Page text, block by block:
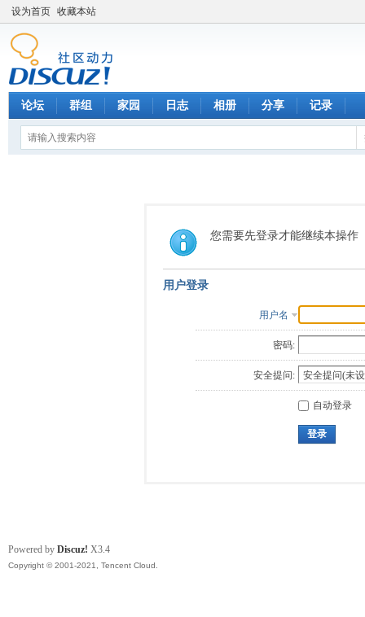
设为首页 收藏本站
论坛 群组 家园 日志 相册 分享 记录
您需要先登录才能继续本操作
用户登录
用户名
密码:
安全提问:
自动登录
登录
Powered by Discuz! X3.4
Copyright © 2001-2021, Tencent Cloud.